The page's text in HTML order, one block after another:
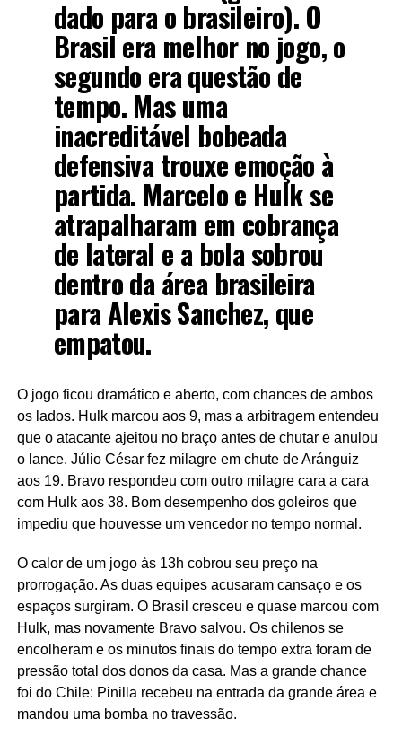
dado para o brasileiro). O
Brasil era melhor no jogo, o
segundo era questão de
tempo. Mas uma
inacreditável bobeada
defensiva trouxe emoção à
partida. Marcelo e Hulk se
atrapalharam em cobrança
de lateral e a bola sobrou
dentro da área brasileira
para Alexis Sanchez, que
empatou.
O jogo ficou dramático e aberto, com chances de ambos
os lados. Hulk marcou aos 9, mas a arbitragem entendeu
que o atacante ajeitou no braço antes de chutar e anulou
o lance. Júlio César fez milagre em chute de Aránguiz
aos 19. Bravo respondeu com outro milagre cara a cara
com Hulk aos 38. Bom desempenho dos goleiros que
impediu que houvesse um vencedor no tempo normal.
O calor de um jogo às 13h cobrou seu preço na
prorrogação. As duas equipes acusaram cansaço e os
espaços surgiram. O Brasil cresceu e quase marcou com
Hulk, mas novamente Bravo salvou. Os chilenos se
encolheram e os minutos finais do tempo extra foram de
pressão total dos donos da casa. Mas a grande chance
foi do Chile: Pinilla recebeu na entrada da grande área e
mandou uma bomba no travessão.